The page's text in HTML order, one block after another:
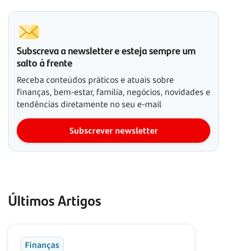
Subscreva a newsletter e esteja sempre um
salto à frente
Receba conteúdos práticos e atuais sobre
finanças, bem-estar, família, negócios, novidades e
tendências diretamente no seu e-mail
Subscrever newsletter
Últimos Artigos
Finanças